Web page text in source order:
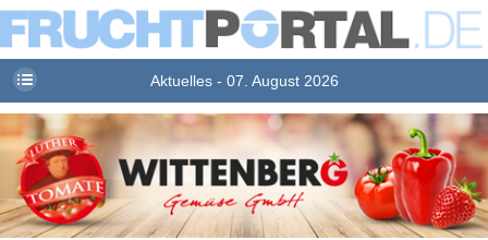
Aktuelles - 07. August 2026